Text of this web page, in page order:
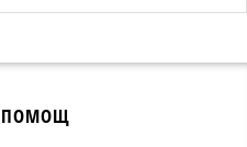
ПОМОЩ